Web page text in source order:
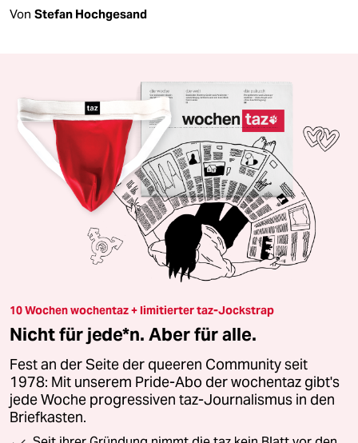
Von Stefan Hochgesand
10 Wochen wochentaz + limitierter taz-Jockstrap
Nicht für jede*n. Aber für alle.
Fest an der Seite der queeren Community seit
1978: Mit unserem Pride-Abo der wochentaz gibt's
jede Woche progressiven taz-Journalismus in den
Briefkasten.